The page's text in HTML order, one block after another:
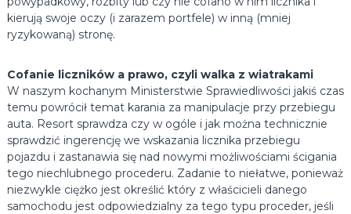
T
w
j
e
a
u
t
o
.
o
w
a
d
k
u
.
kierują swoje oczy (i zarazem portfele) w inną (mniej
ryzykowaną) stronę.
Cofanie liczników a prawo, czyli walka z wiatrakami
W naszym kochanym Ministerstwie Sprawiedliwości jakiś czas
temu powrócił temat karania za manipulacje przy przebiegu
auta. Resort sprawdza czy w ogóle i jak można technicznie
sprawdzić ingerencję we wskazania licznika przebiegu
pojazdu i zastanawia się nad nowymi możliwościami ścigania
tego niechlubnego procederu. Zadanie to niełatwe, ponieważ
niezwykle ciężko jest określić który z właścicieli danego
samochodu jest odpowiedzialny za tego typu proceder, jeśli